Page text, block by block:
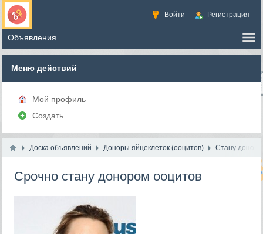
Войти Регистрация
Меню действий
Мой профиль
Создать
Доска объявлений Доноры яйцеклеток (ооцитов) Стану
Срочно стану донором ооцитов